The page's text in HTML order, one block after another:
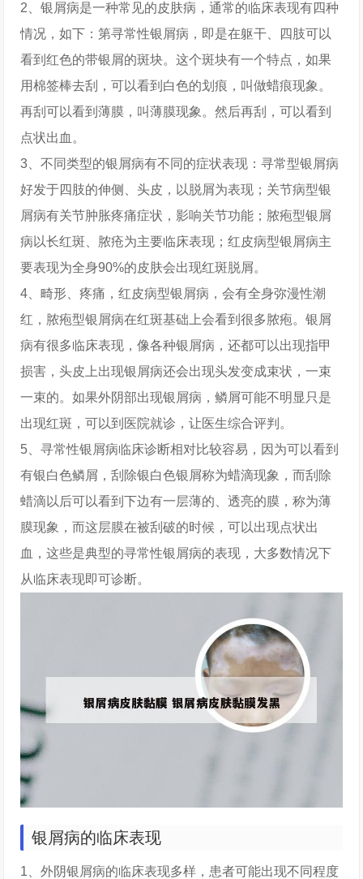
2、银屑病是一种常见的皮肤病，通常的临床表现有四种
情况，如下：第寻常性银屑病，即是在躯干、四肢可以
看到红色的带银屑的斑块。这个斑块有一个特点，如果
用棉签棒去刮，可以看到白色的划痕，叫做蜡痕现象。
再刮可以看到薄膜，叫薄膜现象。然后再刮，可以看到
点状出血。
3、不同类型的银屑病有不同的症状表现：寻常型银屑病
好发于四肢的伸侧、头皮，以脱屑为表现；关节病型银
屑病有关节肿胀疼痛症状，影响关节功能；脓疱型银屑
病以长红斑、脓疮为主要临床表现；红皮病型银屑病主
要表现为全身90%的皮肤会出现红斑脱屑。
4、畸形、疼痛，红皮病型银屑病，会有全身弥漫性潮
红，脓疱型银屑病在红斑基础上会看到很多脓疱。银屑
病有很多临床表现，像各种银屑病，还都可以出现指甲
损害，头皮上出现银屑病还会出现头发变成束状，一束
一束的。如果外阴部出现银屑病，鳞屑可能不明显只是
出现红斑，可以到医院就诊，让医生综合评判。
5、寻常性银屑病临床诊断相对比较容易，因为可以看到
有银白色鳞屑，刮除银白色银屑称为蜡滴现象，而刮除
蜡滴以后可以看到下边有一层薄的、透亮的膜，称为薄
膜现象，而这层膜在被刮破的时候，可以出现点状出
血，这些是典型的寻常性银屑病的表现，大多数情况下
从临床表现即可诊断。
银屑病的临床表现
1、外阴银屑病的临床表现多样，患者可能出现不同程度